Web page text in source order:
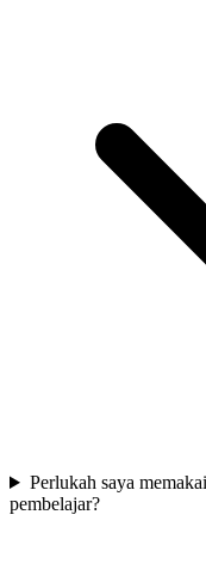
Perlukah saya
pembelajar?